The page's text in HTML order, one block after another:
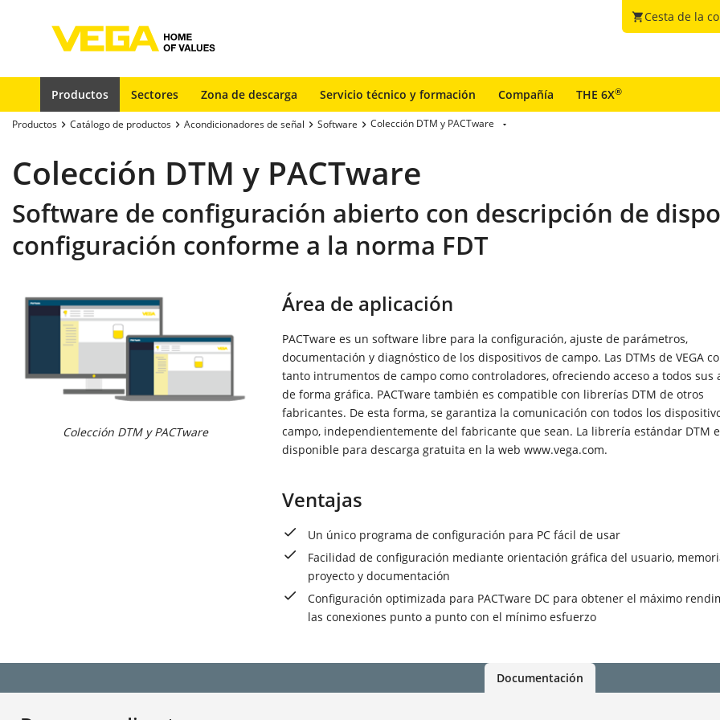
shopping_cartCesta de la
Productos Sectores Zona de descarga Servicio técnico y formación Compañía THE 6X®
Productos Catálogo de productos Acondicionadores de señal Software Colección DTM y PACTware
Colección DTM y PACTware
Software de configuración abierto con descripción de
configuración conforme a la norma FDT
Colección DTM y PACTware
Área de aplicación
PACTware es un software libre para la configuración, ajuste de parámetros,
documentación y diagnóstico de los dispositivos de campo. Las DTMs de VEGA
tanto intrumentos de campo como controladores, ofreciendo acceso a todos sus
de forma gráfica. PACTware también es compatible con librerías DTM de otros
fabricantes. De esta forma, se garantiza la comunicación con todos los
campo, independientemente del fabricante que sean. La librería estándar DTM
disponible para descarga gratuita en la web www.vega.com.
Ventajas
Un único programa de configuración para PC fácil de usar
Facilidad de configuración mediante orientación gráfica del usuario,
proyecto y documentación
Configuración optimizada para PACTware DC para obtener el máximo
las conexiones punto a punto con el mínimo esfuerzo
Documentación